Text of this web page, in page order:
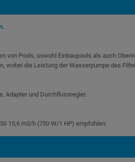
von Pools, sowohl Einbaupools als auch
wobei die Leistung der Wasserpumpe des
Adapter und Durchflussregler.
10,6 m3/h (750 W/1 HP) empfohlen.